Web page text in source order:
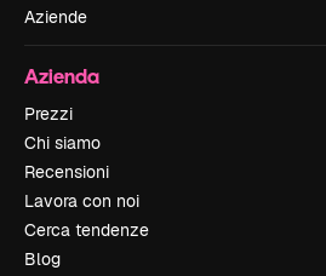
Aziende
Azienda
Prezzi
Chi siamo
Recensioni
Lavora con noi
Cerca tendenze
Blog